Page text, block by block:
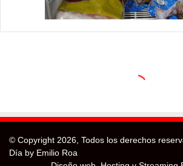
© Copyright 2026, Todos los derechos
Día by Emilio Roa